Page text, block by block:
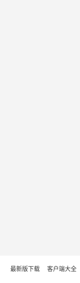
最新版下载 客户端大全